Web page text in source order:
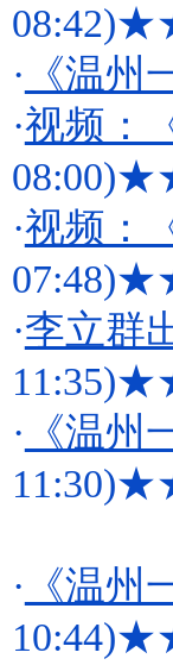
08:42)
· 《温
·视频：
08:00)
·视频：
07:48)
·李立群
11:35)
· 《温
11:30)
· 《温
10:44)